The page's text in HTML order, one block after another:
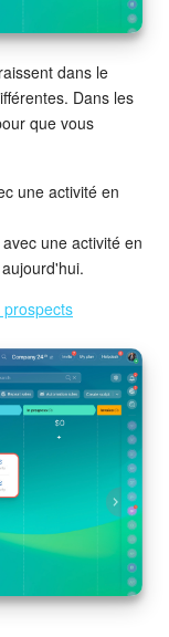
dans le
Dans les
que vous
une activité en
une activité en